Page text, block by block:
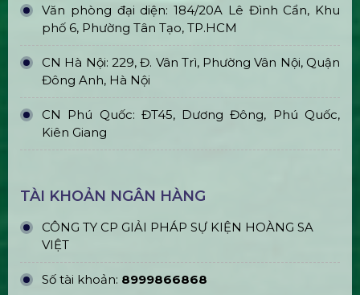
Văn phòng đại diện: 184/20A Lê Đình Cẩn, Khu
phố 6, Phường Tân Tạo, TP.HCM
CN Hà Nội: 229, Đ. Vân Trì, Phường Vân Nội, Quận
Đông Anh, Hà Nội
CN Phú Quốc: ĐT45, Dương Đông, Phú Quốc,
Kiên Giang
TÀI KHOẢN NGÂN HÀNG
CÔNG TY CP GIẢI PHÁP SỰ KIỆN HOÀNG SA
VIỆT
Số tài khoản: 8999866868